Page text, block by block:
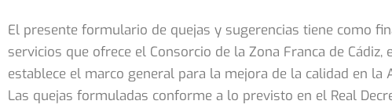
El presente formulario de quejas y sugerencias tiene como
servicios que ofrece el Consorcio de la Zona Franca de
establece el marco general para la mejora de la calidad en la
Las quejas formuladas conforme a lo previsto en el Real